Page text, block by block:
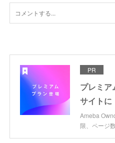
PR
プレミア
サイトに
Ameba
限、ページ